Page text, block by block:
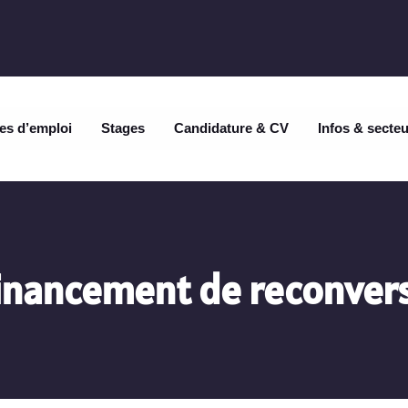
d’emploi Stages Candidature & CV Infos &
de